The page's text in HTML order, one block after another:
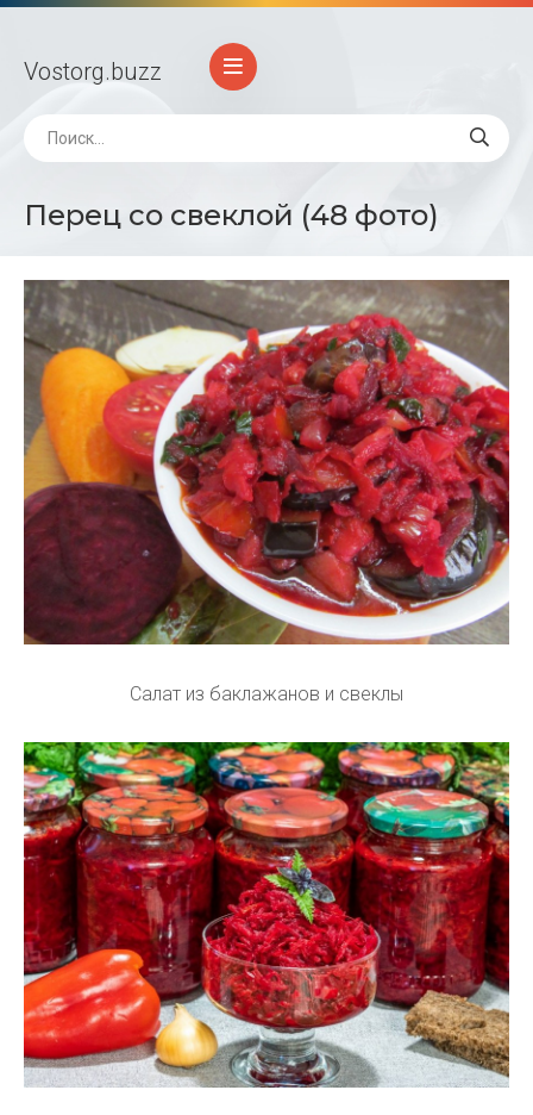
Vostorg.buzz
Перец со свеклой (48 фото)
Салат из баклажанов и свеклы